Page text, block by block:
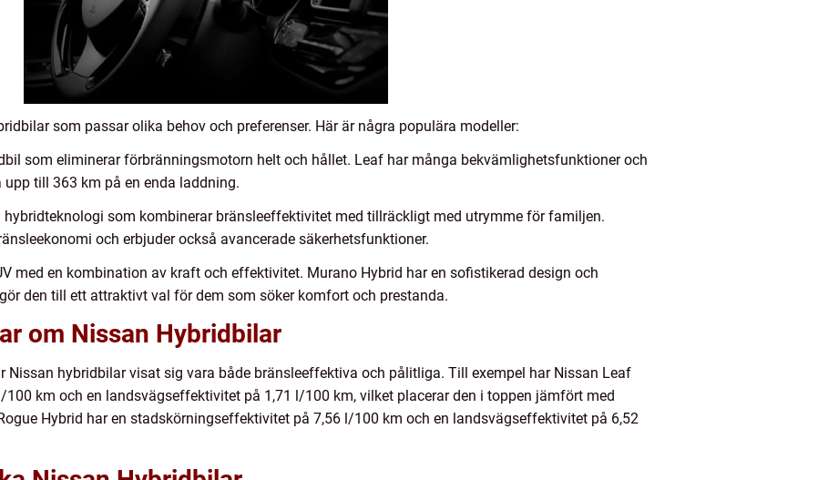
som passar olika behov och preferenser. Här är några populära modeller:
som eliminerar förbränningsmotorn helt och hållet. Leaf har många bekvämlighetsfunktioner och
till 363 km på en enda laddning.
hybridteknologi som kombinerar bränsleeffektivitet med tillräckligt med utrymme för familjen.
och erbjuder också avancerade säkerhetsfunktioner.
med en kombination av kraft och effektivitet. Murano Hybrid har en sofistikerad design och
den till ett attraktivt val för dem som söker komfort och prestanda.
om Nissan Hybridbilar
Nissan hybridbilar visat sig vara både bränsleeffektiva och pålitliga. Till exempel har Nissan Leaf
km och en landsvägseffektivitet på 1,71 l/100 km, vilket placerar den i toppen jämfört med
Hybrid har en stadskörningseffektivitet på 7,56 l/100 km och en landsvägseffektivitet på 6,52